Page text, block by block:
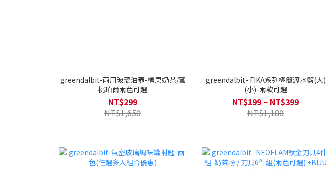
greendalbit-兩用玻璃油壺-榛果奶茶/蜜
桃珀爾兩色可選
NT$299
NT$1,650
greendalbit- FIKA系列極簡瀝水籃(大)
(小)-兩款可選
NT$199 ~ NT$399
NT$1,180